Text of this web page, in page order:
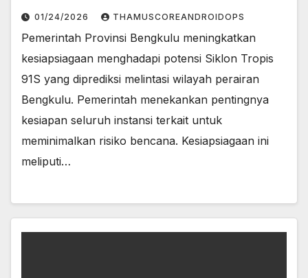
01/24/2026 THAMUSCOREANDROIDOPS
Pemerintah Provinsi Bengkulu meningkatkan
kesiapsiagaan menghadapi potensi Siklon Tropis
91S yang diprediksi melintasi wilayah perairan
Bengkulu. Pemerintah menekankan pentingnya
kesiapan seluruh instansi terkait untuk
meminimalkan risiko bencana. Kesiapsiagaan ini
meliputi…